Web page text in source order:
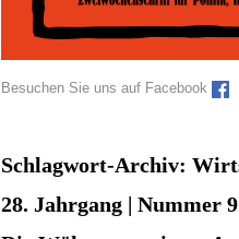
Besuchen Sie uns auf Facebook
Schlagwort-Archiv:
28. Jahrgang | Nummer